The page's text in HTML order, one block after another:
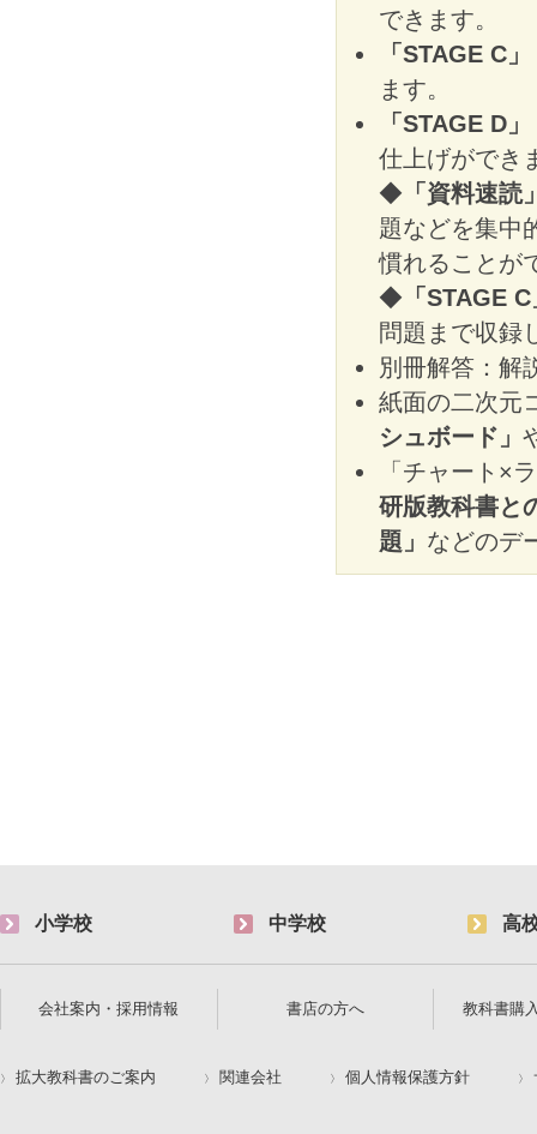
できます。
「STAGE C」
ます。
「STAGE D」
仕上げができ
◆ 「資料速読
題などを集中
慣れることが
◆ 「STAGE
問題まで収録
別冊解答：解
紙面の二次元
シュボード」
「チャート×
研版教科書と
題」 などのデ
小学校 中学校 高
会社案内・採用情報 書店の方へ 教科書購
拡大教科書のご案内 関連会社 個人情報保護方針